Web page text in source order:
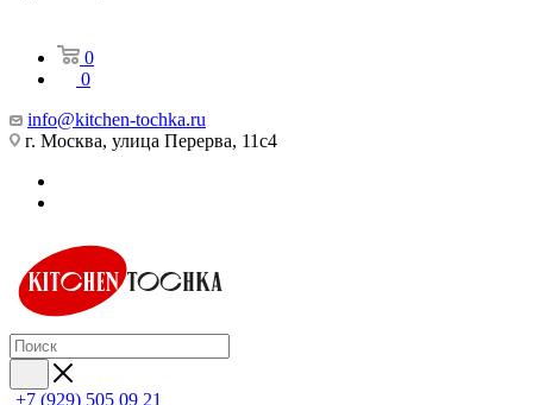
0
0
info@kitchen-tochka.ru
г. Москва, улица Перерва, 11с4
+7 (929) 505 09 21